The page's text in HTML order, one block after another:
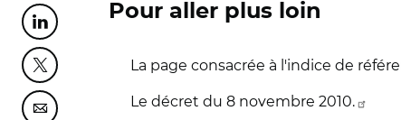
Partager cette page sur Linkedin
Partager cette page sur Twitter
Partager cette page sur Courriel
Pour aller plus loin
La page consacrée à l'indice de
Le décret du 8 novembre 2010.